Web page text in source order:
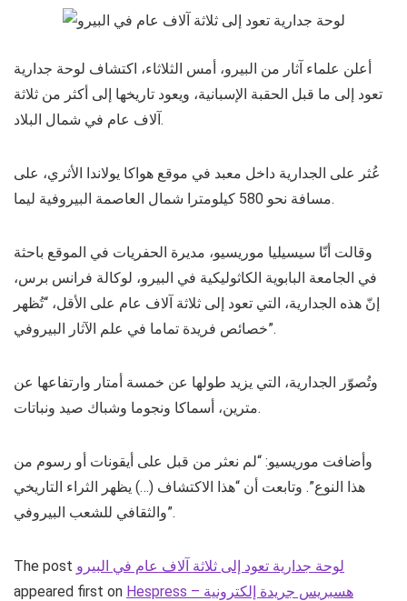
أعلن علماء آثار من البيرو، أمس الثلاثاء، اكتشاف لوحة جدارية
تعود إلى ما قبل الحقبة الإسبانية، ويعود تاريخها إلى أكثر من ثلاثة
آلاف عام في شمال البلاد.
عُثر على الجدارية داخل معبد في موقع هواكا يولاندا الأثري، على
مسافة نحو 580 كيلومترا شمال العاصمة البيروفية ليما.
وقالت أنّا سيسيليا موريسيو، مديرة الحفريات في الموقع باحثة
في الجامعة البابوية الكاثوليكية في البيرو، لوكالة فرانس برس،
إنّ هذه الجدارية، التي تعود إلى ثلاثة آلاف عام على الأقل، “تُظهر
خصائص فريدة تماما في علم الآثار البيروفي”.
وتُصوّر الجدارية، التي يزيد طولها عن خمسة أمتار وارتفاعها عن
مترين، أسماكا ونجوما وشباك صيد ونباتات.
وأضافت موريسيو: “لم نعثر من قبل على أيقونات أو رسوم من
هذا النوع”. وتابعت أن “هذا الاكتشاف (…) يظهر الثراء التاريخي
والثقافي للشعب البيروفي”.
The post لوحة جدارية تعود إلى ثلاثة آلاف عام في البيرو
appeared first on Hespress – هسبريس جريدة إلكترونية